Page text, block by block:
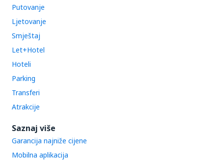
Putovanje
Ljetovanje
Smještaj
Let+Hotel
Hoteli
Parking
Transferi
Atrakcije
Saznaj više
Garancija najniže cijene
Mobilna aplikacija